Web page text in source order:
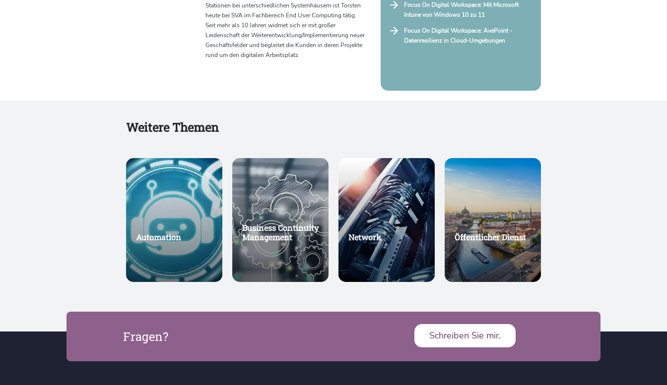
Stationen bei unterschiedlichen Systemhäusern ist Torsten
heute bei SVA im Fachbereich End User Computing tätig.
Seit mehr als 10 Jahren widmet sich er mit großer
Leidenschaft der Weiterentwicklung/Implementierung neuer
Geschäftsfelder und begleitet die Kunden in deren Projekte
rund um den digitalen Arbeitsplatz.
Focus On Digital Workspace: Mit Microsoft
Intune von Windows 10 zu 11
Focus On Digital Workspace: AvePoint -
Datenresilienz in Cloud-Umgebungen
Weitere Themen
Automation
Business Continuity
Management
Network Öffentlicher Dienst
Fragen? Schreiben Sie mir.